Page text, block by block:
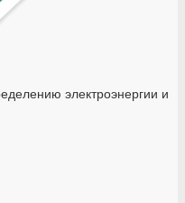
электроэнергии и